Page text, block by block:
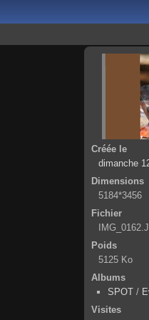
Créée le
dimanche
Dimensions
5184*3456
Fichier
Poids
5125 Ko
Albums
SPOT /
Visites